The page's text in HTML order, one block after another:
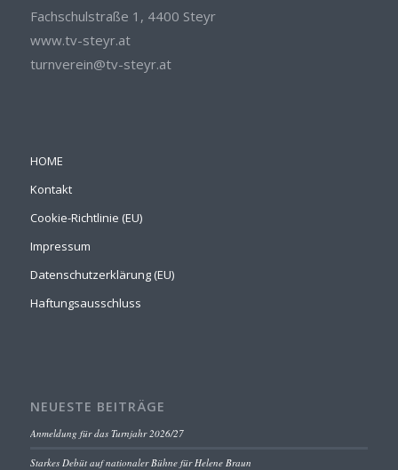
Fachschulstraße 1, 4400 Steyr
www.tv-steyr.at
turnverein@tv-steyr.at
HOME
Kontakt
Cookie-Richtlinie (EU)
Impressum
Datenschutzerklärung (EU)
Haftungsausschluss
NEUESTE BEITRÄGE
Anmeldung für das Turnjahr 2026/27
Starkes Debüt auf nationaler Bühne für Helene Braun